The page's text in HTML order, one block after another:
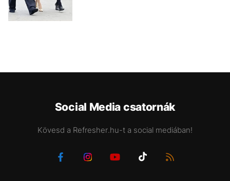
Social Media csatornák
Kövesd a Refresher.hu-t a social mediában!